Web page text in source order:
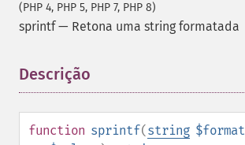
(PHP 4, PHP 5, PHP 7, PHP 8)
sprintf— Retona uma string formatada
Descrição
function sprintf(string $format